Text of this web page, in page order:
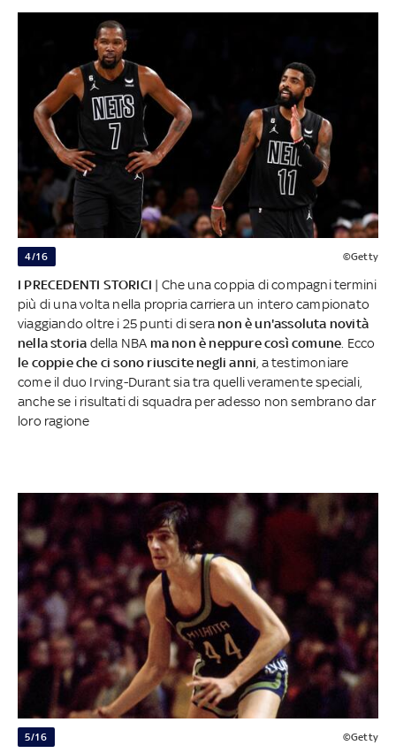
4/16 ©Getty
I PRECEDENTI STORICI | Che una coppia di compagni termini
più di una volta nella propria carriera un intero campionato
viaggiando oltre i 25 punti di sera non è un'assoluta novità
nella storia della NBA ma non è neppure così comune . Ecco
le coppie che ci sono riuscite negli anni , a testimoniare
come il duo Irving-Durant sia tra quelli veramente speciali,
anche se i risultati di squadra per adesso non sembrano dar
loro ragione
5/16 ©Getty